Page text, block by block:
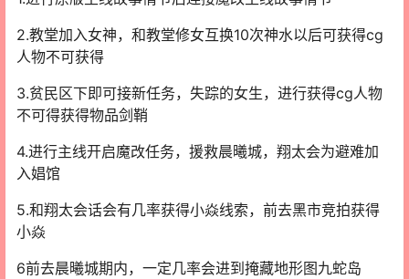
2.教堂加入女神，和教堂修女互换10次神水以后可获得cg
人物不可获得
3.贫民区下即可接新任务，失踪的女生，进行获得cg人物
不可得获得物品剑鞘
4.进行主线开启魔改任务，援救晨曦城，翔太会为避难加
入娼馆
5.和翔太会话会有几率获得小焱线索，前去黑市竞拍获得
小焱
6前去晨曦城期内，一定几率会进到掩藏地形图九蛇岛